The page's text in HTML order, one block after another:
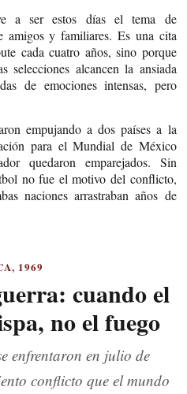
a ser estos días el tema de
amigos y familiares. Es una cita
cada cuatro años, sino porque
selecciones alcancen la ansiada
de emociones intensas, pero
empujando a dos países a la
para el Mundial de México
quedaron emparejados. Sin
no fue el motivo del conflicto,
naciones arrastraban años de
1969
cuando el
no el fuego
enfrentaron en julio de
conflicto que el mundo